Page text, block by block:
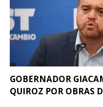
GOBERNADOR
QUIROZ POR OBRAS